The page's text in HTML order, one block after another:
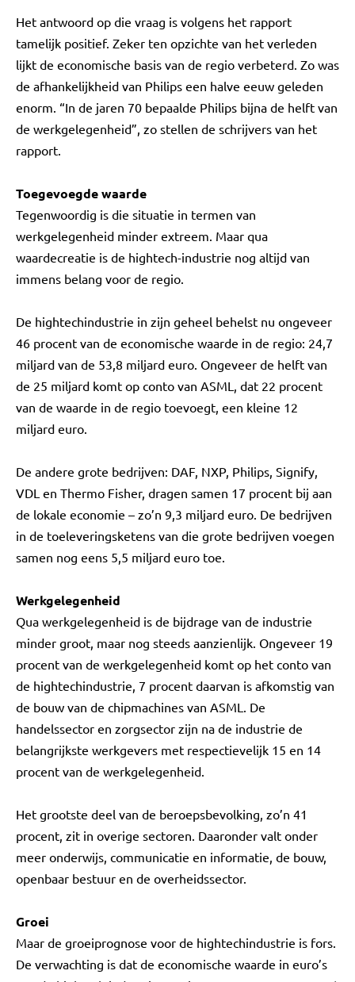
Het antwoord op die vraag is volgens het rapport
tamelijk positief. Zeker ten opzichte van het verleden
lijkt de economische basis van de regio verbeterd. Zo was
de afhankelijkheid van Philips een halve eeuw geleden
enorm. “In de jaren 70 bepaalde Philips bijna de helft van
de werkgelegenheid”, zo stellen de schrijvers van het
rapport.
Toegevoegde waarde
Tegenwoordig is die situatie in termen van
werkgelegenheid minder extreem. Maar qua
waardecreatie is de hightech-industrie nog altijd van
immens belang voor de regio.
De hightechindustrie in zijn geheel behelst nu ongeveer
46 procent van de economische waarde in de regio: 24,7
miljard van de 53,8 miljard euro. Ongeveer de helft van
de 25 miljard komt op conto van ASML, dat 22 procent
van de waarde in de regio toevoegt, een kleine 12
miljard euro.
De andere grote bedrijven: DAF, NXP, Philips, Signify,
VDL en Thermo Fisher, dragen samen 17 procent bij aan
de lokale economie – zo’n 9,3 miljard euro. De bedrijven
in de toeleveringsketens van die grote bedrijven voegen
samen nog eens 5,5 miljard euro toe.
Werkgelegenheid
Qua werkgelegenheid is de bijdrage van de industrie
minder groot, maar nog steeds aanzienlijk. Ongeveer 19
procent van de werkgelegenheid komt op het conto van
de hightechindustrie, 7 procent daarvan is afkomstig van
de bouw van de chipmachines van ASML. De
handelssector en zorgsector zijn na de industrie de
belangrijkste werkgevers met respectievelijk 15 en 14
procent van de werkgelegenheid.
Het grootste deel van de beroepsbevolking, zo’n 41
procent, zit in overige sectoren. Daaronder valt onder
meer onderwijs, communicatie en informatie, de bouw,
openbaar bestuur en de overheidssector.
Groei
Maar de groeiprognose voor de hightechindustrie is fors.
De verwachting is dat de economische waarde in euro’s